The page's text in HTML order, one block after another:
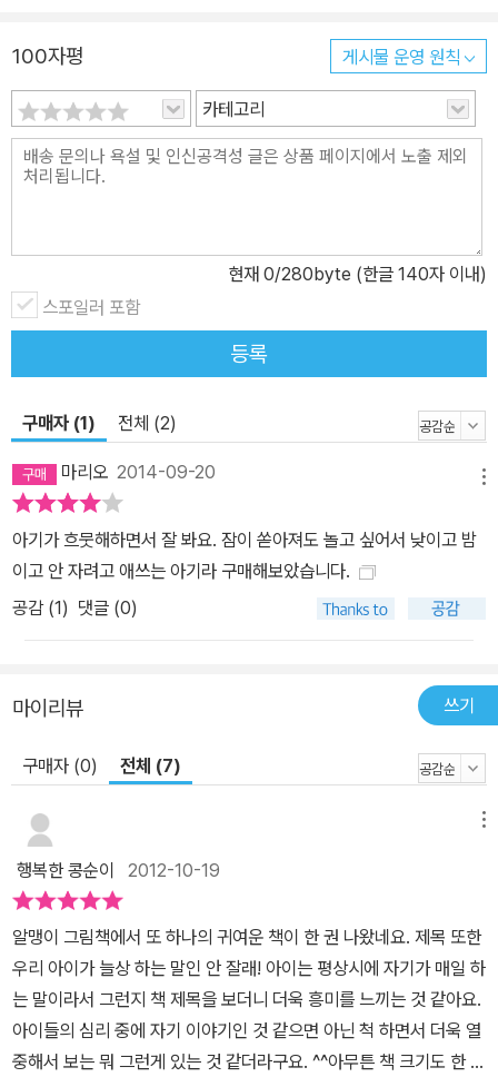
인형들이다. 이 인형들은 저마다 붕붕이, 모모, 삐삐 등과 같은 봉제인
형다운 이름을 갖고 있는데 자세히 들여다보면 “안 잘래!” 하고 떼쓰
는 건 아기가 아니라 이 깜찍한 친구들이다. 그리고 “코코야, 엄마 보
고 싶어? 코 자고 내일 엄마한테 가자.” 하며 타이르는 사람은 놀랍게
도 엄마가 아니다. “아가가 재워 줄게” 하는 잔잔한 목소리의 주인공
점에서 『안 잘래!』는 이중으로 감정 이입을 하고 있는 셈이다. 아기는
자기 마음을 동물인형들에게 투사하고, 엄마는 잠자고 싶지 않은 아
기의 마음을 차근차근 읽어 준다. 그러고 나면 엄마의 다정한 토닥거
림은 아기의 마음에 가닿고, 아기는 인형들 이름을 차례로 불러 놓고
운 ‘베드타임 북’을 백퍼센트 활용하기 위한 방법으로 “아가가 재워
닥이며 “예지가 재워 줄게” 하고 반복해서 읽어 주다 보면, “안 잘래!”
삐죽이던 아이의 마음도 사르르 녹아버리지 않을까. 단순하고 소박한
보드북이지만 어린 아기가 자기 자신과 타인의 감정을 적절히 이해하
기 위한 첫 단추를 꿰는 데도 도움이 된다고 볼 수 있겠다. 매일 밤, 잠
자리에서 부드럽게 읽어 주며 ‘감정 코칭’도 겸할 수 있다. 한편 이 책
의 표지에는 아동문학에 익숙한 독자들이라면 반가워할 이름이 둘이
각각 글과 그림을 나누어 맡아 이 작고 귀여운 아기용 그림책을 만들
전력을 기울였던 이경혜는 앞서 『행복한 학교』를 발표하는 등 이제
로서 그림책을 새삼 눈여겨보게 된 것 같다. 90년대 이후 우리나라
어린이 책이 발전하는 데 ‘엄마 작가’들이 큰 역할을 했던 역사를 생각
해 본다면 이제 슬슬 할머니 작가들의 활약이 기대되는 시점이다. 아
그간 본인의 에세이에서 직접 그린 크로키나 일러스트를 선보여 왔다
는 점을 감안해보면 고개가 끄덕여 진다. 색의 기본인 빨주노초파남
보를 바탕으로 색감을 조절한 그림들은 아기들이 색을 익히는데 도움
을 주고, 엄마 품에 꼭 안겨 책을 읽을 아기들에게 절로 포근하고 따뜻
한 느낌을 전달해준다. 수성 파스텔을 사용하여 화려하면서도 부드러
100자평 게시물 운영 원칙
카테고리
현재 0/280byte (한글 140자 이내)
스포일러 포함
등록
구매자 (1) 전체 (2)
마리오 2014-09-20
아기가 흐뭇해하면서 잘 봐요. 잠이 쏟아져도 놀고 싶어서 낮이고 밤
이고 안 자려고 애쓰는 아기라 구매해보았습니다.
공감 (1) 댓글 (0)
마이리뷰 쓰기
구매자 (0) 전체 (7)
행복한 콩순이 2012-10-19
알맹이 그림책에서 또 하나의 귀여운 책이 한 권 나왔네요. 제목 또한
우리 아이가 늘상 하는 말인 안 잘래! 아이는 평상시에 자기가 매일 하
는 말이라서 그런지 책 제목을 보더니 더욱 흥미를 느끼는 것 같아요.
아이들의 심리 중에 자기 이야기인 것 같으면 아닌 척 하면서 더욱 열
중해서 보는 뭐 그런게 있는 것 같더라구요. ^^아무튼 책 크기도 한 손